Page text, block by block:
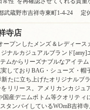
武蔵野市吉祥寺東町1-4-24 定
寺店
ープンしたメンズ＆レディー
ナルカジュアルブランド
ムからリーズナブルなアイテ
しておりBAG・シューズ・帽
新たに立ち上げたオリジナルブ
リリース。アメリカンカジュ
国産デニムボトム等クオリテ
タンバイしているWOmB吉祥